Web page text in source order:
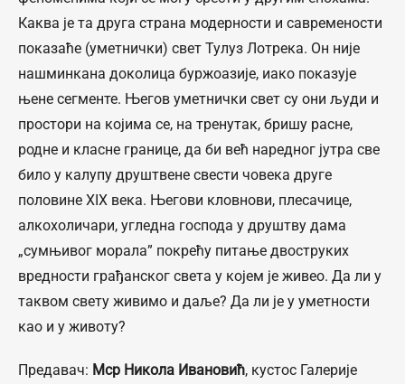
Каква је та друга страна модерности и савремености
показаће (уметнички) свет Тулуз Лотрека. Он није
нашминкана доколица буржоазије, иако показује
њене сегменте. Његов уметнички свет су они људи и
простори на којима се, на тренутак, бришу расне,
родне и класне границе, да би већ наредног јутра све
било у калупу друштвене свести човека друге
половине XIX века. Његови кловнови, плесачице,
алкохоличари, угледна господа у друштву дама
„сумњивог морала” покрећу питање двоструких
вредности грађанског света у којем је живео. Да ли у
таквом свету живимо и даље? Да ли је у уметности
као и у животу?
Предавач: Мср Никола Ивановић, кустос Галерије